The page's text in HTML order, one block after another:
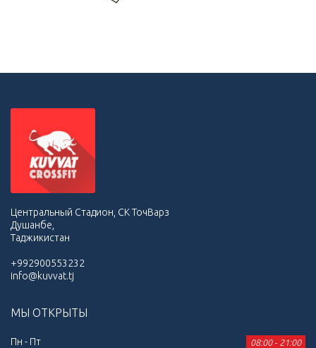
Центральный Стадион, СК ТочВарз
Душанбе,
Таджикистан
+992900553232
info@kuvvat.tj
МЫ ОТКРЫТЫ
Пн - Пт 08:00 - 21:00